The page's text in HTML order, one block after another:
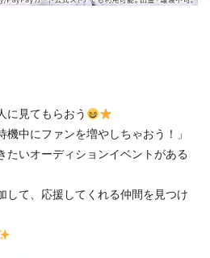
に見てもらおう
中にファンを増やしちゃおう！」
たいオーディションイベントがある
して、応援してくれる仲間を見つけ